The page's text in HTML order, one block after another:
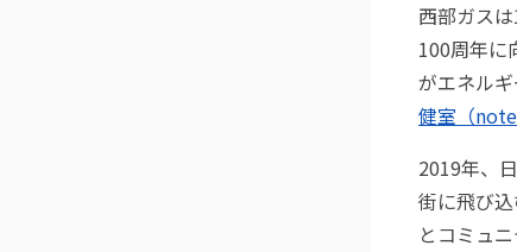
西部ガス
100周年に
がエネル
健室（note
2019年、
街に飛び
とコミュ